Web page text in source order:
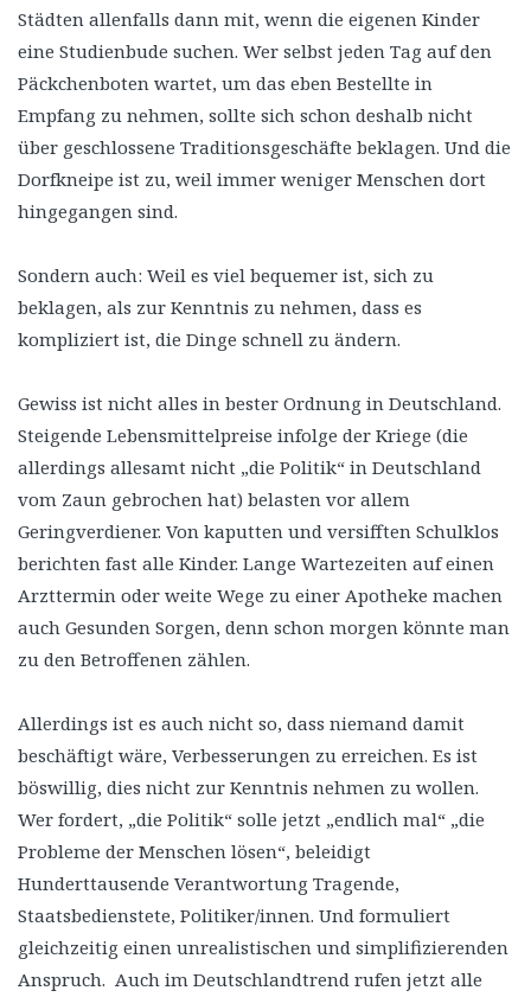
Städten allenfalls dann mit, wenn die eigenen Kinder
eine Studienbude suchen. Wer selbst jeden Tag auf den
Päckchenboten wartet, um das eben Bestellte in
Empfang zu nehmen, sollte sich schon deshalb nicht
über geschlossene Traditionsgeschäfte beklagen. Und die
Dorfkneipe ist zu, weil immer weniger Menschen dort
hingegangen sind.
Sondern auch: Weil es viel bequemer ist, sich zu
beklagen, als zur Kenntnis zu nehmen, dass es
kompliziert ist, die Dinge schnell zu ändern.
Gewiss ist nicht alles in bester Ordnung in Deutschland.
Steigende Lebensmittelpreise infolge der Kriege (die
allerdings allesamt nicht „die Politik“ in Deutschland
vom Zaun gebrochen hat) belasten vor allem
Geringverdiener. Von kaputten und versifften Schulklos
berichten fast alle Kinder. Lange Wartezeiten auf einen
Arzttermin oder weite Wege zu einer Apotheke machen
auch Gesunden Sorgen, denn schon morgen könnte man
zu den Betroffenen zählen.
Allerdings ist es auch nicht so, dass niemand damit
beschäftigt wäre, Verbesserungen zu erreichen. Es ist
böswillig, dies nicht zur Kenntnis nehmen zu wollen.
Wer fordert, „die Politik“ solle jetzt „endlich mal“ „die
Probleme der Menschen lösen“, beleidigt
Hunderttausende Verantwortung Tragende,
Staatsbedienstete, Politiker/innen. Und formuliert
gleichzeitig einen unrealistischen und simplifizierenden
Anspruch. Auch im Deutschlandtrend rufen jetzt alle